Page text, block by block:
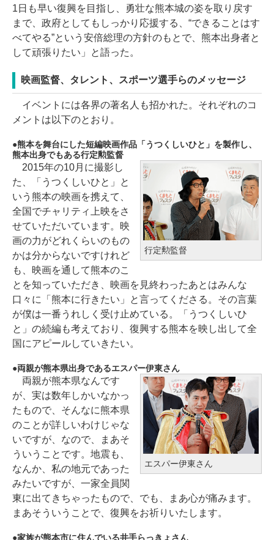
1日も早い復興を目指し、勇壮な熊本城の姿を取り戻す
まで、政府としてもしっかり応援する、“できることはす
べてやる”という安倍総理の方針のもとで、熊本出身者と
して頑張りたい」と語った。
映画監督、タレント、スポーツ選手らのメッセージ
イベントには各界の著名人も招かれた。それぞれのコ
メントは以下のとおり。
熊本を舞台にした短編映画作品「うつくしいひと」を製作し、
熊本出身でもある行定勲監督
行定勲監督
2015年の10月に撮影し
た、「うつくしいひと」と
いう熊本の映画を携えて、
全国でチャリティ上映をさ
せていただいています。映
画の力がどれくらいのもの
かは分からないですけれど
も、映画を通して熊本のこ
とを知っていただき、映画を見終わったあとはみんな
口々に「熊本に行きたい」と言ってくださる。その言葉
が僕は一番うれしく受け止めている。「うつくしいひ
と」の続編も考えており、復興する熊本を映し出して全
国にアピールしていきたい。
両親が熊本県出身であるエスパー伊東さん
エスパー伊東さん
両親が熊本県なんです
が、実は数年しかいなかっ
たもので、そんなに熊本県
のことが詳しいわけじゃな
いですが、なので、まあそ
ういうことです。地震も、
なんか、私の地元であった
みたいですが、一家全員関
東に出てきちゃったもので、でも、まあ心が痛みます。
まあそういうことで、復興をお祈りいたします。
家族が熊本市に住んでいる井手らっきょさん